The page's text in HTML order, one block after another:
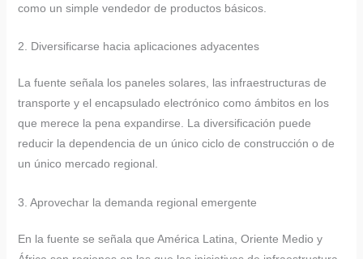
como un simple vendedor de productos básicos.
2. Diversificarse hacia aplicaciones adyacentes
La fuente señala los paneles solares, las infraestructuras de
transporte y el encapsulado electrónico como ámbitos en los
que merece la pena expandirse. La diversificación puede
reducir la dependencia de un único ciclo de construcción o de
un único mercado regional.
3. Aprovechar la demanda regional emergente
En la fuente se señala que América Latina, Oriente Medio y